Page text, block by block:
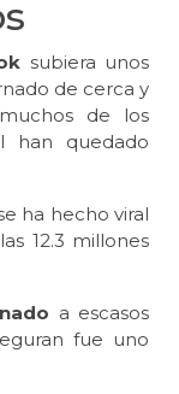
subiera unos
de cerca y
de los
han quedado
ha hecho viral
12.3 millones
a escasos
fue uno